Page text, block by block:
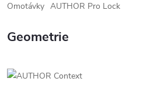
Omotávky AUTHOR Pro Lock
Geometrie